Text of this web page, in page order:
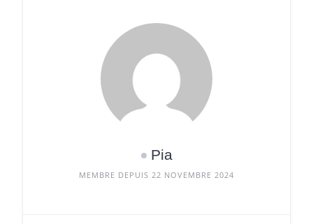
Pia
MEMBRE DEPUIS 22 NOVEMBRE 2024